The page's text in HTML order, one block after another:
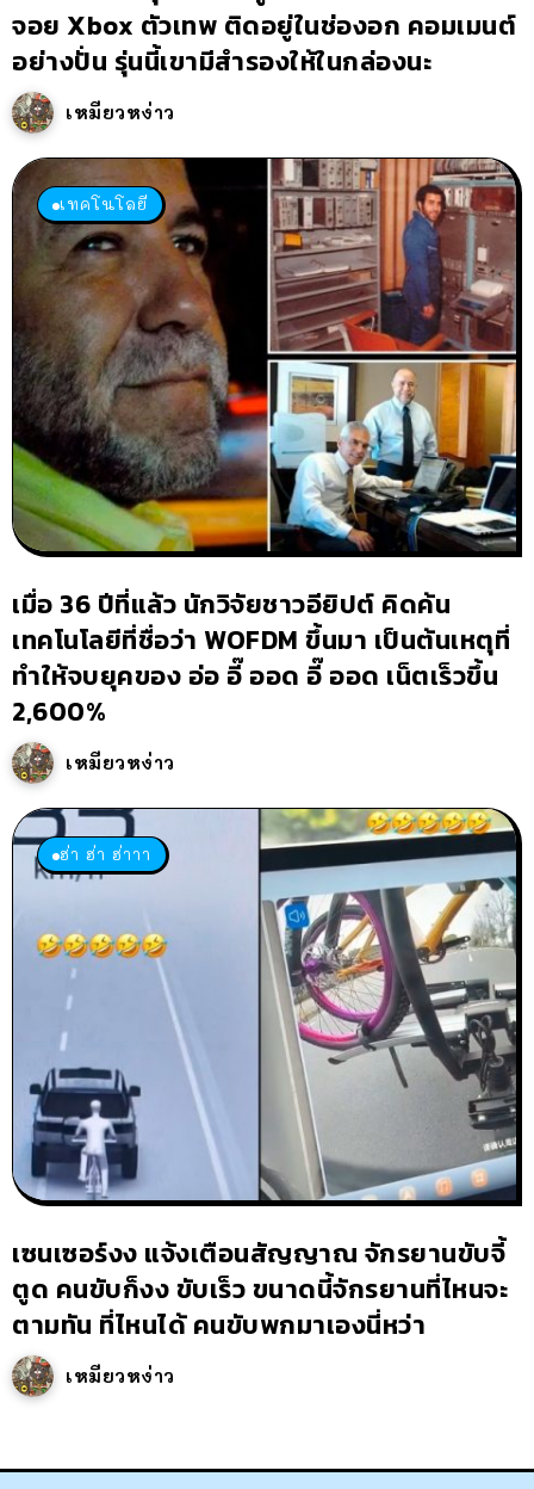
จอย Xbox ตัวเทพ ติดอยู่ในช่องอก คอมเมนต์
อย่างปั่น รุ่นนี้เขามีสำรองให้ในกล่องนะ
เหมียวหง่าว
เทคโนโลยี
เมื่อ 36 ปีที่แล้ว นักวิจัยชาวอียิปต์ คิดค้น
เทคโนโลยีที่ชื่อว่า WOFDM ขึ้นมา เป็นต้นเหตุที่
ทำให้จบยุคของ อ่อ อี๊ ออด อี๊ ออด เน็ตเร็วขึ้น
2,600%
เหมียวหง่าว
ฮ่า ฮ่า ฮ่าาา
เซนเซอร์งง แจ้งเตือนสัญญาณ จักรยานขับจี้
ตูด คนขับก็งง ขับเร็ว ขนาดนี้จักรยานที่ไหนจะ
ตามทัน ที่ไหนได้ คนขับพกมาเองนี่หว่า
เหมียวหง่าว